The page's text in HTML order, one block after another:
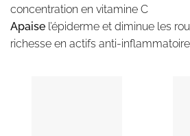
concentration en vitamine C
Apaise l’épiderme et diminue les
richesse en actifs anti-